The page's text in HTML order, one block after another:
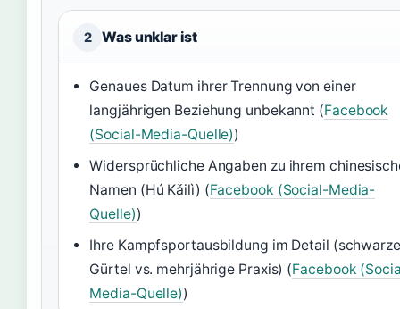
2 Was unklar ist
Genaues Datum ihrer Trennung von einer
langjährigen Beziehung unbekannt (Facebook
(Social-Media-Quelle))
Widersprüchliche Angaben zu ihrem
Namen (Hú Kǎilì) (Facebook (Social-Media-
Quelle))
Ihre Kampfsportausbildung im Detail
Gürtel vs. mehrjährige Praxis) (Facebook
Media-Quelle))